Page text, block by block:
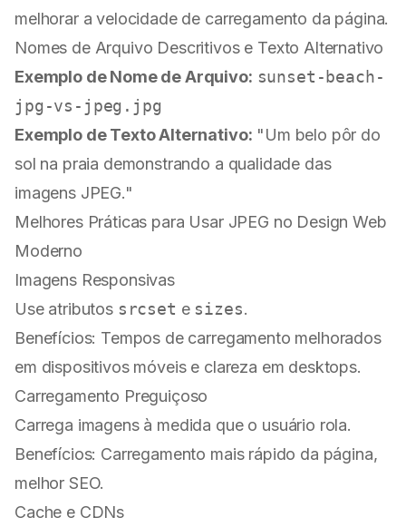
melhorar a velocidade de carregamento da página.
Nomes de Arquivo Descritivos e Texto Alternativo
Exemplo de Nome de Arquivo: sunset-beach-
jpg-vs-jpeg.jpg
Exemplo de Texto Alternativo: "Um belo pôr do
sol na praia demonstrando a qualidade das
imagens JPEG."
Melhores Práticas para Usar JPEG no Design Web
Moderno
Imagens Responsivas
Use atributos srcset e sizes.
Benefícios: Tempos de carregamento melhorados
em dispositivos móveis e clareza em desktops.
Carregamento Preguiçoso
Carrega imagens à medida que o usuário rola.
Benefícios: Carregamento mais rápido da página,
melhor SEO.
Cache e CDNs